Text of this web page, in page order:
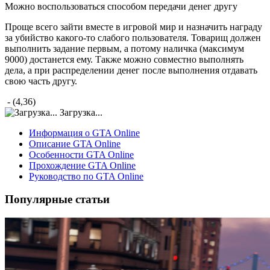
Можно воспользоваться способом передачи денег другу
Проще всего зайти вместе в игровой мир и назначить награду
за убийство какого-то слабого пользователя. Товарищ должен
выполнить задание первым, а потому наличка (максимум
9000) достанется ему. Также можно совместно выполнять
дела, а при распределении денег после выполнения отдавать
свою часть другу.
- (4,36)
Загрузка...
Информация о GTA Online
Описание GTA Online
Особенности GTA Online
Прохождение GTA Online
Руководство по GTA Online
Популярные статьи